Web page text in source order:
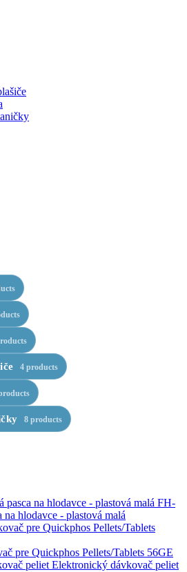
4 products
8 products
FH-
na hlodavce - plastová malá
pre Quickphos Pellets/Tablets 56GE
Elektronický dávkovač peliet